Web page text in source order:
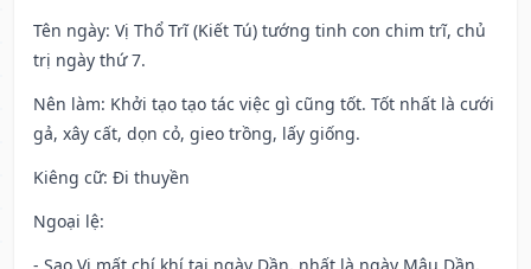
Tên ngày: Vị Thổ Trĩ (Kiết Tú) tướng tinh con chim trĩ, chủ
trị ngày thứ 7.
Nên làm: Khởi tạo tạo tác việc gì cũng tốt. Tốt nhất là cưới
gả, xây cất, dọn cỏ, gieo trồng, lấy giống.
Kiêng cữ: Đi thuyền
Ngoại lệ: